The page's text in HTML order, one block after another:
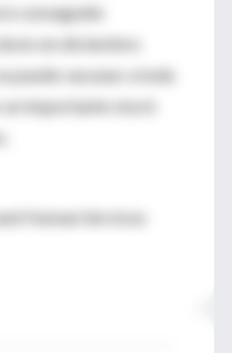
conseguido
en diciembre.
puede vacunar a toda
importante stock
Human Services